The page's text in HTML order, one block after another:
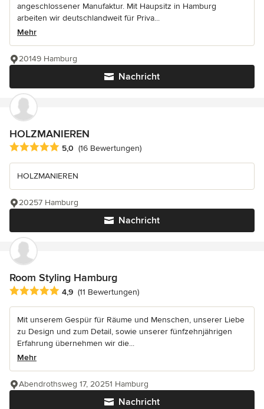
angeschlossener Manufaktur. Mit Haupsitz in Hamburg
arbeiten wir deutschlandweit für Priva...
Mehr
Nachricht
20149 Hamburg
HOLZMANIEREN
Durchschnittliche Bewertung: 5 von 5 Sternen
5,0 (16 Bewertungen)
HOLZMANIEREN
Nachricht
20257 Hamburg
Room Styling Hamburg
Durchschnittliche Bewertung: 4.9 von 5 Sternen
4,9 (11 Bewertungen)
Mit unserem Gespür für Räume und Menschen, unserer Liebe
zu Design und zum Detail, sowie unserer fünfzehnjährigen
Erfahrung übernehmen wir die...
Mehr
Nachricht
Abendrothsweg 17, 20251 Hamburg